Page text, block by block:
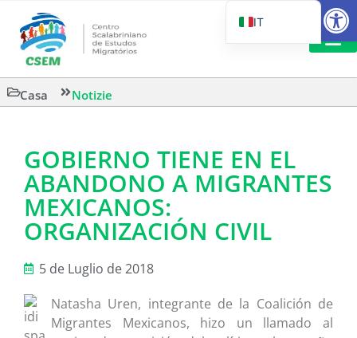
Casa Notizie
GOBIERNO TIENE EN EL
ABANDONO A MIGRANTES
MEXICANOS:
ORGANIZACIÓN CIVIL
5 de Luglio de 2018
Natasha Uren, integrante de la Coalición de
Migrantes Mexicanos, hizo un llamado al
IT
EN